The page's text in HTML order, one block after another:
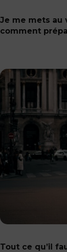
Je me mets au
comment
Tout ce qu’il